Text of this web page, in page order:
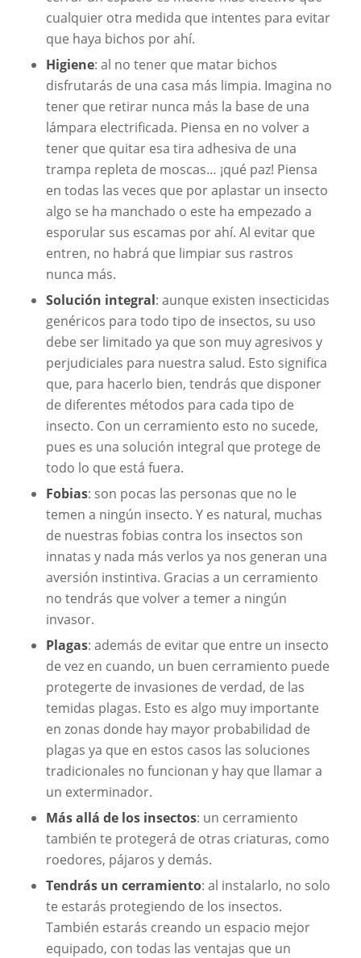
cualquier otra medida que intentes para evitar
que haya bichos por ahí.
Higiene: al no tener que matar bichos
disfrutarás de una casa más limpia. Imagina no
tener que retirar nunca más la base de una
lámpara electrificada. Piensa en no volver a
tener que quitar esa tira adhesiva de una
trampa repleta de moscas… ¡qué paz! Piensa
en todas las veces que por aplastar un insecto
algo se ha manchado o este ha empezado a
esporular sus escamas por ahí. Al evitar que
entren, no habrá que limpiar sus rastros
nunca más.
Solución integral: aunque existen insecticidas
genéricos para todo tipo de insectos, su uso
debe ser limitado ya que son muy agresivos y
perjudiciales para nuestra salud. Esto significa
que, para hacerlo bien, tendrás que disponer
de diferentes métodos para cada tipo de
insecto. Con un cerramiento esto no sucede,
pues es una solución integral que protege de
todo lo que está fuera.
Fobias: son pocas las personas que no le
temen a ningún insecto. Y es natural, muchas
de nuestras fobias contra los insectos son
innatas y nada más verlos ya nos generan una
aversión instintiva. Gracias a un cerramiento
no tendrás que volver a temer a ningún
invasor.
Plagas: además de evitar que entre un insecto
de vez en cuando, un buen cerramiento puede
protegerte de invasiones de verdad, de las
temidas plagas. Esto es algo muy importante
en zonas donde hay mayor probabilidad de
plagas ya que en estos casos las soluciones
tradicionales no funcionan y hay que llamar a
un exterminador.
Más allá de los insectos: un cerramiento
también te protegerá de otras criaturas, como
roedores, pájaros y demás.
Tendrás un cerramiento: al instalarlo, no solo
te estarás protegiendo de los insectos.
También estarás creando un espacio mejor
equipado, con todas las ventajas que un